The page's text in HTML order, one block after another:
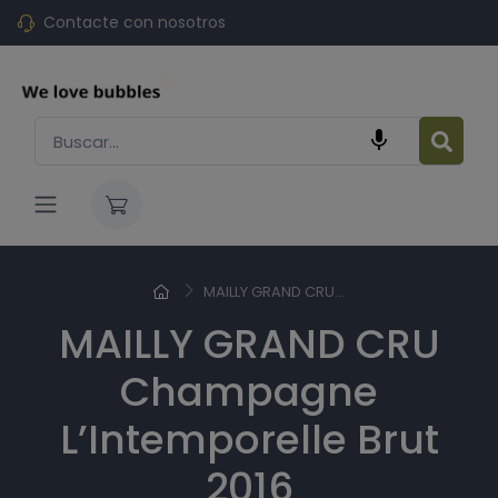
Contacte con nosotros

MAILLY GRAND CRU...
MAILLY GRAND CRU
Champagne
L’Intemporelle Brut